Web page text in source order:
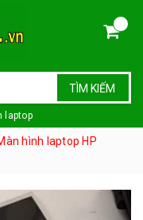
TÌM KIẾM
laptop
hình laptop HP